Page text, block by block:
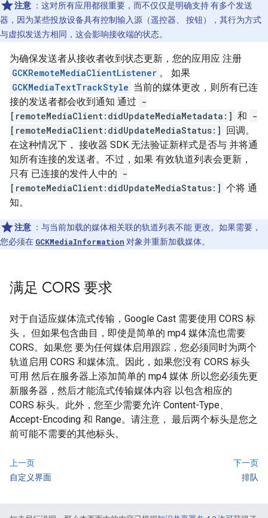
注意 ：这对所有应用都很重要，而不仅仅是明确支持 有多个发送
器，因为某些投放设备具有控制输入源（遥控器、 按钮），其行为方式
与虚拟发送方相同，这会影响接收端的状态。
为确保发送者从接收者收到状态更新，您的应用应 注册
GCKRemoteMediaClientListener 。 如果
GCKMediaTextTrackStyle 当前的媒体更改，则所有已连
接的发送者都会收到通知 通过 -
[remoteMediaClient:didUpdateMediaMetadata:] 和 -
[remoteMediaClient:didUpdateMediaStatus:] 回调。
在这种情况下， 接收器 SDK 无法验证新样式是否与 并将通
知所有连接的发送者。不过，如果 有效轨道列表会更新，
只有 已连接的发件人中的 -
[remoteMediaClient:didUpdateMediaStatus:] 个将 通
知。
注意 ：与当前加载的媒体相关联的轨道列表不能 更改。如果需要，
您必须在 GCKMediaInformation 对象并重新加载媒体。
满足 CORS 要求
对于自适应媒体流式传输，Google Cast 需要使用 CORS 标
头， 但如果包含曲目，即使是简单的 mp4 媒体流也需要
CORS。如果您 要为任何媒体启用跟踪，您必须同时为两个
轨道启用 CORS 和媒体流。因此，如果您没有 CORS 标头
可用 然后在服务器上添加简单的 mp4 媒体 所以您必须先更
新服务器，然后才能流式传输媒体内容 以包含相应的
CORS 标头。此外，您至少需要允许 Content-Type、
Accept-Encoding 和 Range。请注意， 最后两个标头是您之
前可能不需要的其他标头。
上一页
自定义界面
下一页
排队